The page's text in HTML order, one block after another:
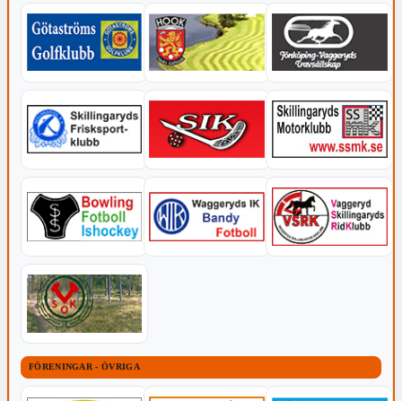
FÖRENINGAR - ÖVRIGA